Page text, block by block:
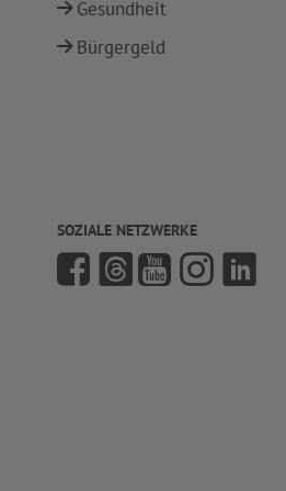
Gesundheit
Bürgergeld
SOZIALE NETZWERKE